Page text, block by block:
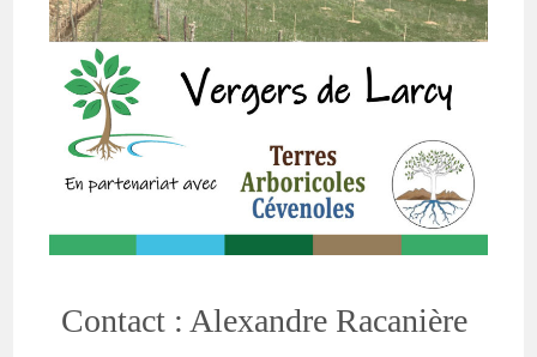
Contact : Alexandre Racanière